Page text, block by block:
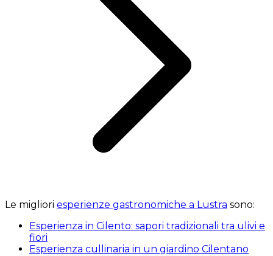
Le migliori esperienze gastronomiche a Lustra sono:
Esperienza in Cilento: sapori tradizionali tra ulivi e
fiori
Esperienza cullinaria in un giardino Cilentano